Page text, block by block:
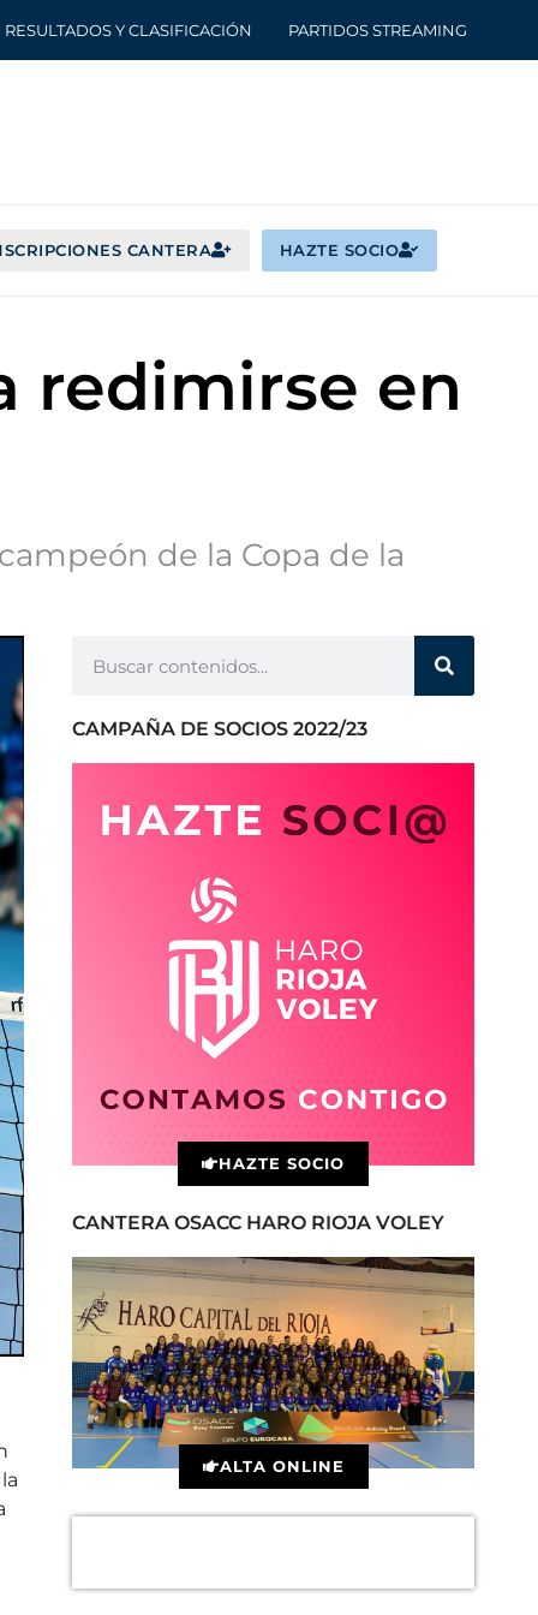
RESULTADOS Y CLASIFICACIÓN PARTIDOS STREAMING
CANTERA HAZTE SOCIO
redimirse en
de la Copa de la
CAMPAÑA DE SOCIOS 2022/23
HAZTE SOCIO
CANTERA OSACC HARO RIOJA VOLEY
ALTA ONLINE